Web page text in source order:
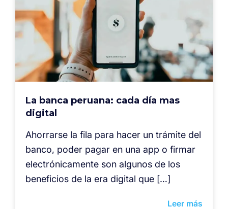
La banca peruana: cada día mas
digital
Ahorrarse la fila para hacer un trámite del
banco, poder pagar en una app o firmar
electrónicamente son algunos de los
beneficios de la era digital que […]
Leer más